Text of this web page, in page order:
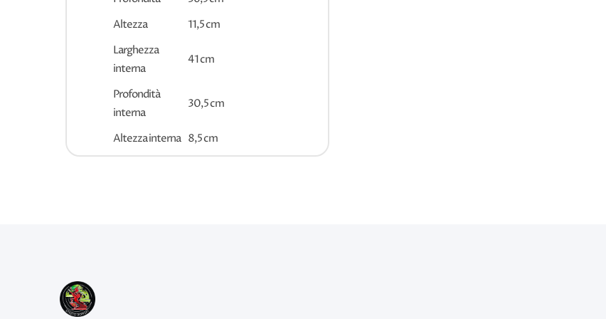
Altezza
11,5 cm
Larghezza
interna
41 cm
Profondità
interna
30,5 cm
Altezza interna 8,5 cm